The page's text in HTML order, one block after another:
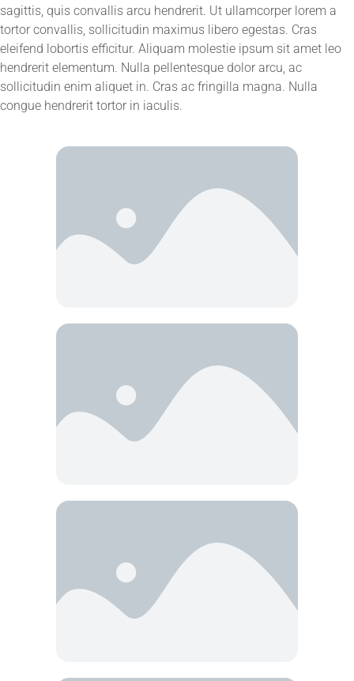
sagittis, quis convallis arcu hendrerit. Ut ullamcorper lorem a
tortor convallis, sollicitudin maximus libero egestas. Cras
eleifend lobortis efficitur. Aliquam molestie ipsum sit amet leo
hendrerit elementum. Nulla pellentesque dolor arcu, ac
sollicitudin enim aliquet in. Cras ac fringilla magna. Nulla
congue hendrerit tortor in iaculis.